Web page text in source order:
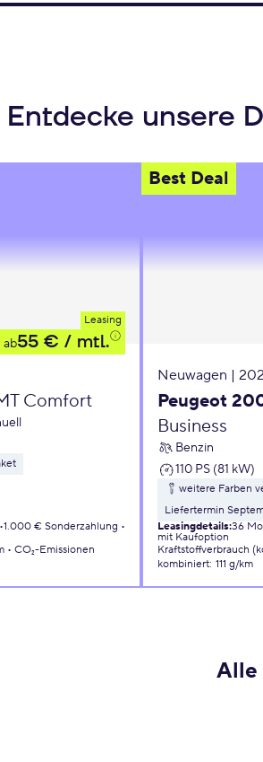
unsere
Leasing
ab55 € / mtl.
Comfort
1.000 € Sonderzahlung
CO₂-Emissionen
Best Deal
Neuwagen |
Peugeot
Business
Benzin
110 PS (81 kW)
weitere Farben
Liefertermin
Leasingdetails:36
mit Kaufoption
Kraftstoffverbrauch
kombiniert: 111 g/km
Alle